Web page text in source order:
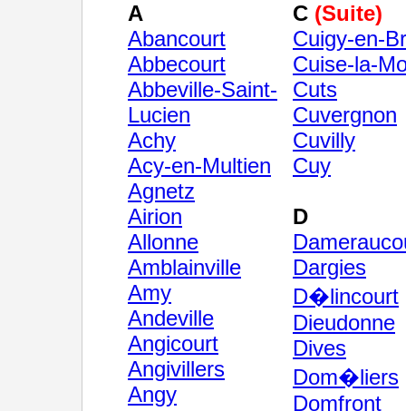
A
Abancourt
Abbecourt
Abbeville-Saint-
Lucien
Achy
Acy-en-Multien
Agnetz
Airion
Allonne
Amblainville
Amy
Andeville
Angicourt
Angivillers
Angy
C (Suite)
Cuigy-en-
Cuise-la-
Cuts
Cuvergnon
Cuvilly
Cuy
D
Dargies
D�lincourt
Dieudonne
Dives
Dom�liers
Domfront